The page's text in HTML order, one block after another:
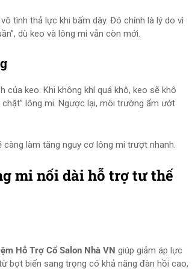
tình thả lực khi bấm dây. Đó chính là lý do vì
dù keo và lông mi vẫn còn mới.
keo. Khi không khí quá khô, keo sẽ khô
lông mi. Ngược lại, môi trường ẩm ướt
làm tăng nguy cơ lông mi trượt nhanh.
mi nối dài hỗ trợ tư thế
Hỗ Trợ Cổ Salon Nhà VN giúp giảm áp lực
bọt biển sang trọng có khả năng đàn hồi cao,